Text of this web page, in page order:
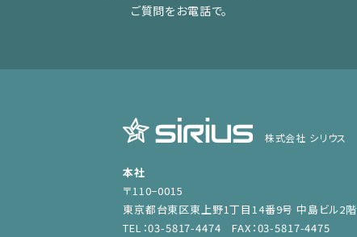
ご質問をお電話で。
株式会社 シリウス
本社
〒110−0015
東京都台東区東上野1丁目14番9号 中島ビル2階
TEL：03-5817-4474 FAX：03-5817-4475